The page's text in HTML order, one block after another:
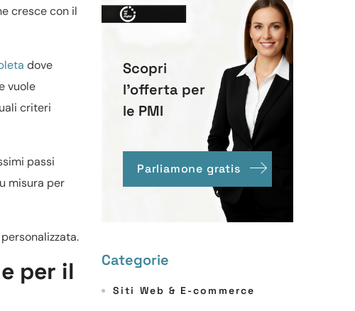
cresce con il
dove
vuole
criteri
passi
misura per
per il
Scopri
l'offerta per
le PMI
Parliamone gratis
Categorie
Siti Web & E-commerce